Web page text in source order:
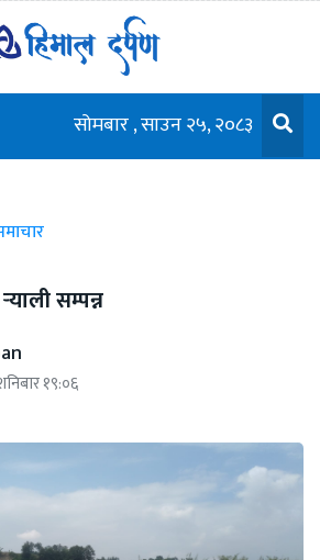
सोमबार , साउन २५, २०८३
सम्पन्न
१९:०६